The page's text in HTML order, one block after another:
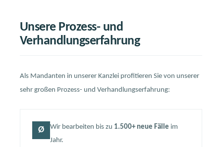
Unsere Prozess- und
Verhandlungserfahrung
Als Mandanten in unserer Kanzlei profitieren Sie von unserer
sehr großen Prozess- und Verhandlungserfahrung:
Ø Wir bearbeiten bis zu 1.500+ neue Fälle im
Jahr.